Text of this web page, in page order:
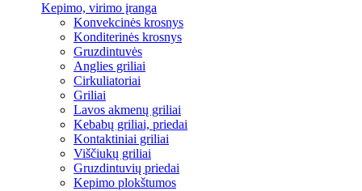
Kepimo, virimo įranga
Konvekcinės krosnys
Konditerinės krosnys
Gruzdintuvės
Anglies griliai
Cirkuliatoriai
Griliai
Lavos akmenų griliai
Kebabų griliai, priedai
Kontaktiniai griliai
Viščiukų griliai
Gruzdintuvių priedai
Kepimo plokštumos